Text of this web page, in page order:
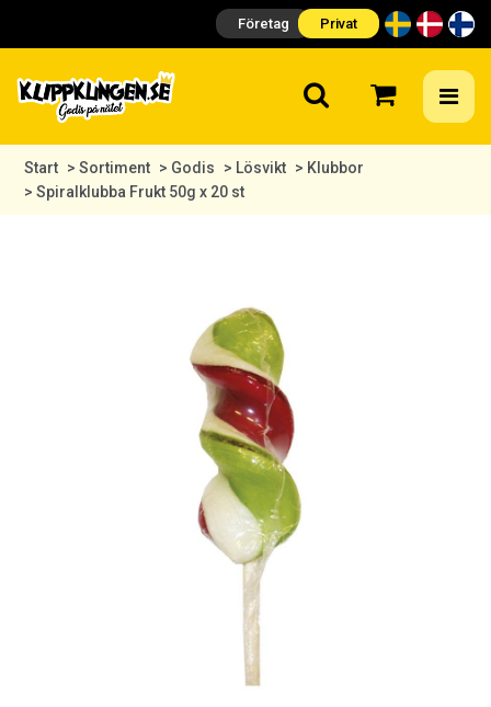
Företag Privat
Start > Sortiment > Godis > Lösvikt > Klubbor
> Spiralklubba Frukt 50g x 20 st